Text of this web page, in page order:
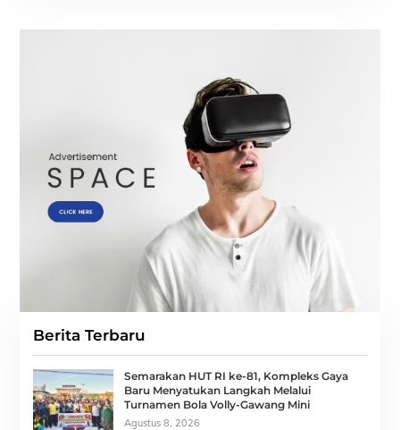
Berita Terbaru
Semarakan HUT RI ke-81, Kompleks Gaya
Baru Menyatukan Langkah Melalui
Turnamen Bola Volly-Gawang Mini
Agustus 8, 2026